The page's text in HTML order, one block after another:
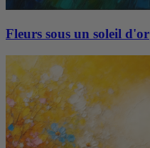
Fleurs sous un soleil d'or